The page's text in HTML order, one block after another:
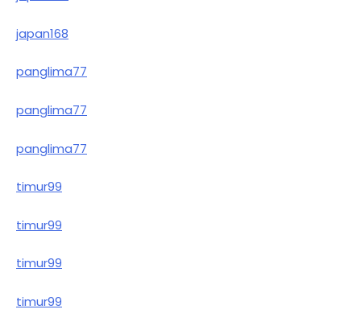
japan168
panglima77
panglima77
panglima77
timur99
timur99
timur99
timur99